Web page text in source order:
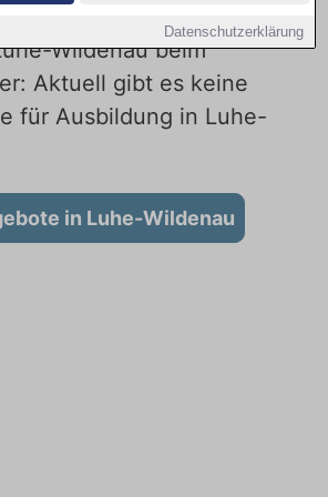
Datenschutzerklärung
Wildenau beim
Aktuell gibt es keine
für Ausbildung in Luhe-
in Luhe-Wildenau